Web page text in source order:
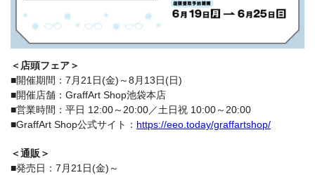
＜店頭フェア＞
■開催期間：7月21日(金)～8月13日(日)
■開催店舗：GraffArt Shop池袋本店
■営業時間：平日 12:00～20:00／土日祝 10:00～20:00
■GraffArt Shop公式サイト： https://eeo.today/graffartshop/
＜通販＞
■発売日：7月21日(金)～